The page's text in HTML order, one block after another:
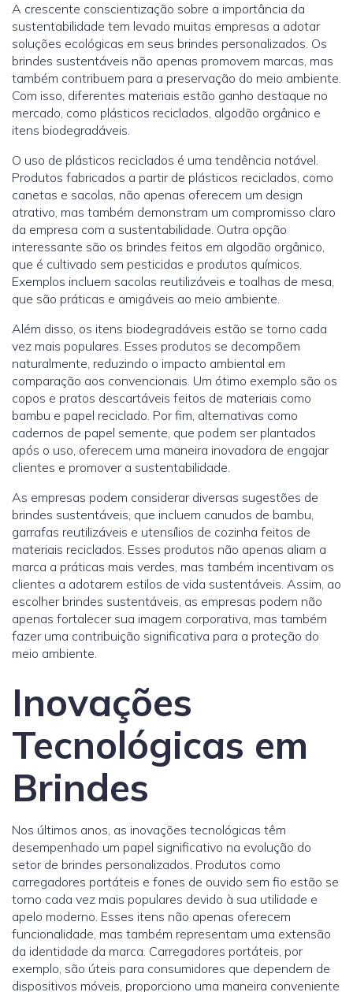
A crescente conscientização sobre a importância da
sustentabilidade tem levado muitas empresas a adotar
soluções ecológicas em seus brindes personalizados. Os
brindes sustentáveis não apenas promovem marcas, mas
também contribuem para a preservação do meio ambiente.
Com isso, diferentes materiais estão ganho destaque no
mercado, como plásticos reciclados, algodão orgânico e
itens biodegradáveis.
O uso de plásticos reciclados é uma tendência notável.
Produtos fabricados a partir de plásticos reciclados, como
canetas e sacolas, não apenas oferecem um design
atrativo, mas também demonstram um compromisso claro
da empresa com a sustentabilidade. Outra opção
interessante são os brindes feitos em algodão orgânico,
que é cultivado sem pesticidas e produtos químicos.
Exemplos incluem sacolas reutilizáveis e toalhas de mesa,
que são práticas e amigáveis ao meio ambiente.
Além disso, os itens biodegradáveis estão se torno cada
vez mais populares. Esses produtos se decompõem
naturalmente, reduzindo o impacto ambiental em
comparação aos convencionais. Um ótimo exemplo são os
copos e pratos descartáveis feitos de materiais como
bambu e papel reciclado. Por fim, alternativas como
cadernos de papel semente, que podem ser plantados
após o uso, oferecem uma maneira inovadora de engajar
clientes e promover a sustentabilidade.
As empresas podem considerar diversas sugestões de
brindes sustentáveis, que incluem canudos de bambu,
garrafas reutilizáveis e utensílios de cozinha feitos de
materiais reciclados. Esses produtos não apenas aliam a
marca a práticas mais verdes, mas também incentivam os
clientes a adotarem estilos de vida sustentáveis. Assim, ao
escolher brindes sustentáveis, as empresas podem não
apenas fortalecer sua imagem corporativa, mas também
fazer uma contribuição significativa para a proteção do
meio ambiente.
Inovações
Tecnológicas em
Brindes
Nos últimos anos, as inovações tecnológicas têm
desempenhado um papel significativo na evolução do
setor de brindes personalizados. Produtos como
carregadores portáteis e fones de ouvido sem fio estão se
torno cada vez mais populares devido à sua utilidade e
apelo moderno. Esses itens não apenas oferecem
funcionalidade, mas também representam uma extensão
da identidade da marca. Carregadores portáteis, por
exemplo, são úteis para consumidores que dependem de
dispositivos móveis, proporciono uma maneira conveniente